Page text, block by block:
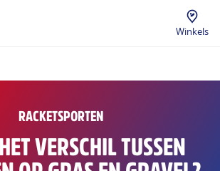
Winkels
RACKETSPORTEN
VERSCHIL TUSSEN